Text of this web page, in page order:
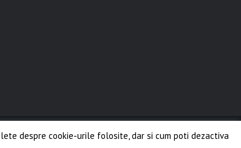
despre cookie-urile folosite, dar si cum poti dezactiva